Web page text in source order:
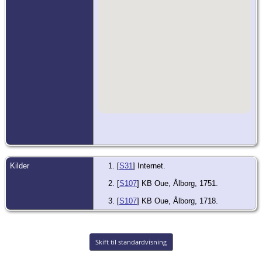
blive meldet.
Dalsgaards Ejeres og andres Hielp; men
er ikke tilstrækkelig til Skolehold for
Sognets Ungdom, førend der bliver endnu
4. Fag tilbyggede: saa fattes ogsaa
Skorsteen, samt Loft over 3. fag, og
andre Indrættelser. Hvorfor det ikke
meget anderledes antegnes ansees,
I Owe Sogn og Bye behøver baade en à
parte ny Skole at vorde bygt, som
beqvæmmeligt kand sættes, østen for
Kilder [S31] Internet.
[S107] KB Oue, Ålborg, 1751.
[S107] KB Oue, Ålborg, 1718.
Skift til standardvisning